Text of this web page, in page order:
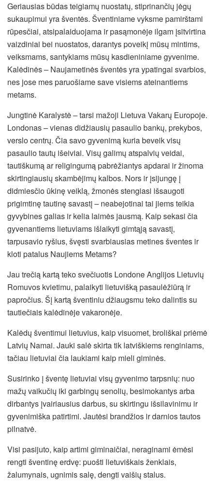
Geriausias būdas teigiamų nuostatų, stiprinančių jėgų
sukaupimui yra šventės. Šventiniame vyksme pamirštami
rūpesčiai, atsipalaiduojama ir pasąmonėje ilgam įsitvirtina
vaizdiniai bei nuostatos, darantys poveikį mūsų mintims,
veiksmams, santykiams mūsų kasdieniniame gyvenime.
Kalėdinės – Naujametinės šventės yra ypatingai svarbios,
nes jose mes paruošiame save visiems ateinantiems
metams.
Jungtinė Karalystė – tarsi mažoji Lietuva Vakarų Europoje.
Londonas – vienas didžiausių pasaulio bankų, prekybos,
verslo centrų. Čia savo gyvenimą kuria beveik visų
pasaulio tautų išeiviai. Visų galimų atspalvių veidai,
tautiškumą ar religingumą pabrėžiantys apdarai ir žinoma
skirtingiausių skambėjimų kalbos. Nors ir įsijungę į
didmiesčio ūkinę veiklą, žmonės stengiasi išsaugoti
prigimtinę tautinę savastį – neabejotinai tai jiems teikia
gyvybines galias ir kelia laimės jausmą. Kaip sekasi čia
gyvenantiems lietuviams išlaikyti gimtąją savastį,
tarpusavio ryšius, švęsti svarbiausias metines šventes ir
kloti patalus Naujiems Metams?
Jau trečią kartą teko svečiuotis Londone Anglijos Lietuvių
Romuvos kvietimu, palaikyti lietuvišką pasaulėžiūrą ir
papročius. Šį kartą šventiniu džiaugsmu teko dalintis su
tautiečiais kalėdinėje vakaronėje.
Kalėdų šventimui lietuvius, kaip visuomet, broliškai priėmė
Latvių Namai. Jauki salė skirta tik latviškiems renginiams,
tačiau lietuviai čia laukiami kaip mieli giminės.
Susirinko į šventę lietuviai visų gyvenimo tarpsnių: nuo
mažų vaikučių iki garbingų senolių, besimokantys arba
dirbantys įvairiausius darbus, su skirtingu išsilavinimu ir
gyvenimiška patirtimi. Jautėsi brandžios ir darnios tautos
pilnatvė.
Visi pasijuto, kaip artimi giminaičiai, neraginami ėmėsi
rengti šventinę erdvę: puošti lietuviškais ženklais,
žalumynais, ugnimis salę, dengti vaišių stalus.